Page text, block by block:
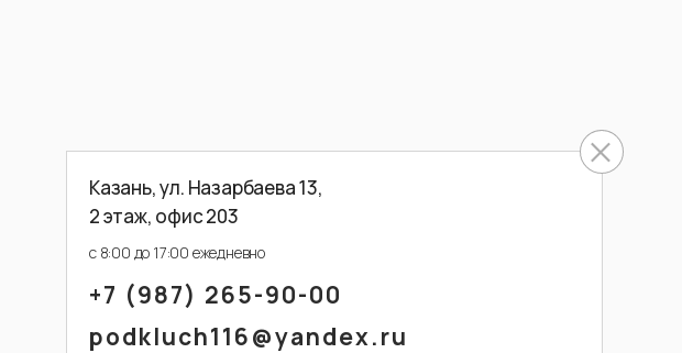
+
Казань, ул. Назарбаева 13,
2 этаж, офис 203
с 8:00 до 17:00 ежедневно
+7 (987) 265-90-00
podkluch116@yandex.ru